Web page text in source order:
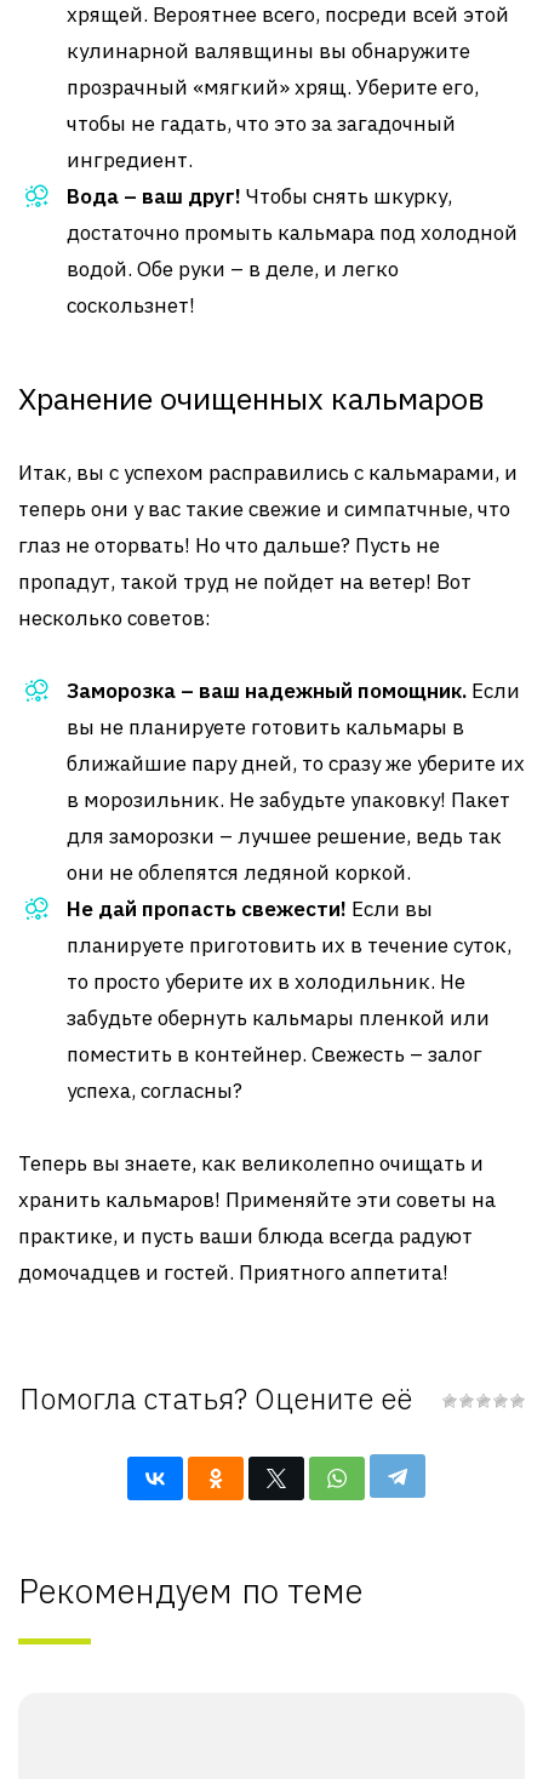
хрящей. Вероятнее всего, посреди всей этой
кулинарной валявщины вы обнаружите
прозрачный «мягкий» хрящ. Уберите его,
чтобы не гадать, что это за загадочный
ингредиент.
Вода – ваш друг! Чтобы снять шкурку,
достаточно промыть кальмара под холодной
водой. Обе руки – в деле, и легко
соскользнет!
Хранение очищенных кальмаров
Итак, вы с успехом расправились с кальмарами, и
теперь они у вас такие свежие и симпатчные, что
глаз не оторвать! Но что дальше? Пусть не
пропадут, такой труд не пойдет на ветер! Вот
несколько советов:
Заморозка – ваш надежный помощник. Если
вы не планируете готовить кальмары в
ближайшие пару дней, то сразу же уберите их
в морозильник. Не забудьте упаковку! Пакет
для заморозки – лучшее решение, ведь так
они не облепятся ледяной коркой.
Не дай пропасть свежести! Если вы
планируете приготовить их в течение суток,
то просто уберите их в холодильник. Не
забудьте обернуть кальмары пленкой или
поместить в контейнер. Свежесть – залог
успеха, согласны?
Теперь вы знаете, как великолепно очищать и
хранить кальмаров! Применяйте эти советы на
практике, и пусть ваши блюда всегда радуют
домочадцев и гостей. Приятного аппетита!
Помогла статья? Оцените её
Рекомендуем по теме